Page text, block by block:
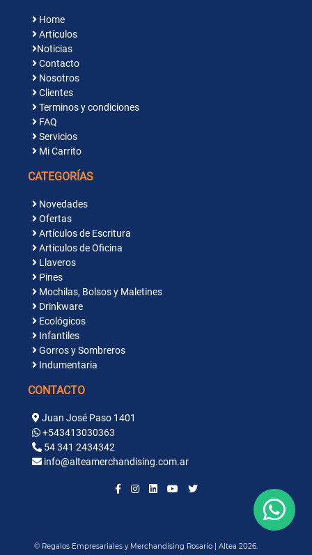
Home
Artículos
Noticias
Contacto
Nosotros
Clientes
Terminos y condiciones
FAQ
Servicios
Mi Carrito
CATEGORÍAS
Novedades
Ofertas
Artículos de Escritura
Artículos de Oficina
Llaveros
Pines
Mochilas, Bolsos y Maletines
Drinkware
Ecológicos
Infantiles
Gorros y Sombreros
Indumentaria
CONTACTO
Juan José Paso 1401
+543413030363
54 341 2434342
info@alteamerchandising.com.ar
© Regalos Empresariales y Merchandising Rosario | Altea 2026.